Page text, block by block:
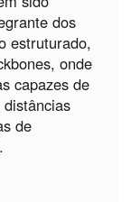
dos
estruturado,
onde
capazes de
de